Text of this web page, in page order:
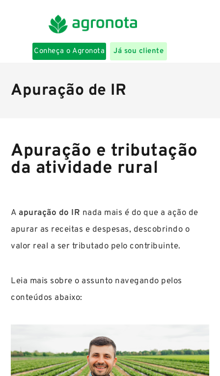
Conheça o Agronota Já sou cliente
Apuração de IR
Apuração e tributação
da atividade rural
A apuração do IR nada mais é do que a ação de
apurar as receitas e despesas, descobrindo o
valor real a ser tributado pelo contribuinte.
Leia mais sobre o assunto navegando pelos
conteúdos abaixo: